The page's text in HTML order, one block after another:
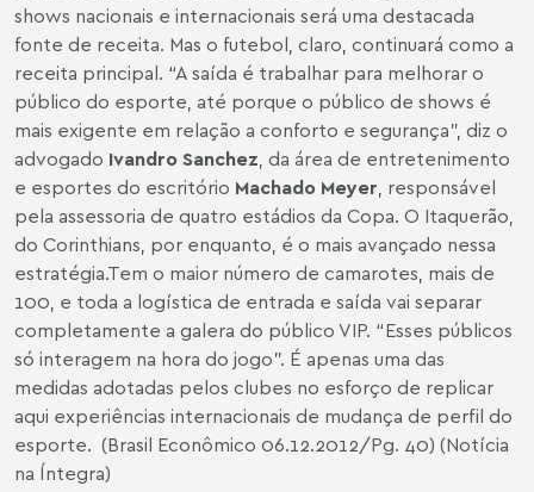
shows nacionais e internacionais será uma destacada
fonte de receita. Mas o futebol, claro, continuará como a
receita principal. “A saída é trabalhar para melhorar o
público do esporte, até porque o público de shows é
mais exigente em relação a conforto e segurança”, diz o
advogado Ivandro Sanchez, da área de entretenimento
e esportes do escritório Machado Meyer, responsável
pela assessoria de quatro estádios da Copa. O Itaquerão,
do Corinthians, por enquanto, é o mais avançado nessa
estratégia.Tem o maior número de camarotes, mais de
100, e toda a logística de entrada e saída vai separar
completamente a galera do público VIP. “Esses públicos
só interagem na hora do jogo”. É apenas uma das
medidas adotadas pelos clubes no esforço de replicar
aqui experiências internacionais de mudança de perfil do
esporte. (Brasil Econômico 06.12.2012/Pg. 40) (Notícia
na Íntegra)